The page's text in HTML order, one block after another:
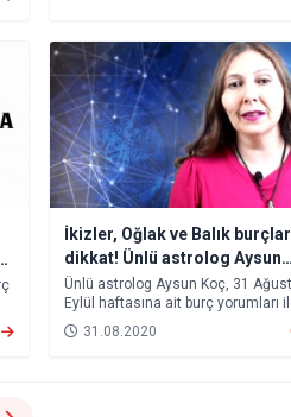
İkizler, Oğlak ve Balık
dikkat! Ünlü astrolog Aysun
Koç'un yorumları ile
hafta neler bekliyor?
Ünlü astrolog Aysun Koç, 31
Eylül haftasına ait burç yorumları
sizlerle. Özellikle İkizler, Oğlak ve
burçları bu hafta vereceği kararları
31.08.2020